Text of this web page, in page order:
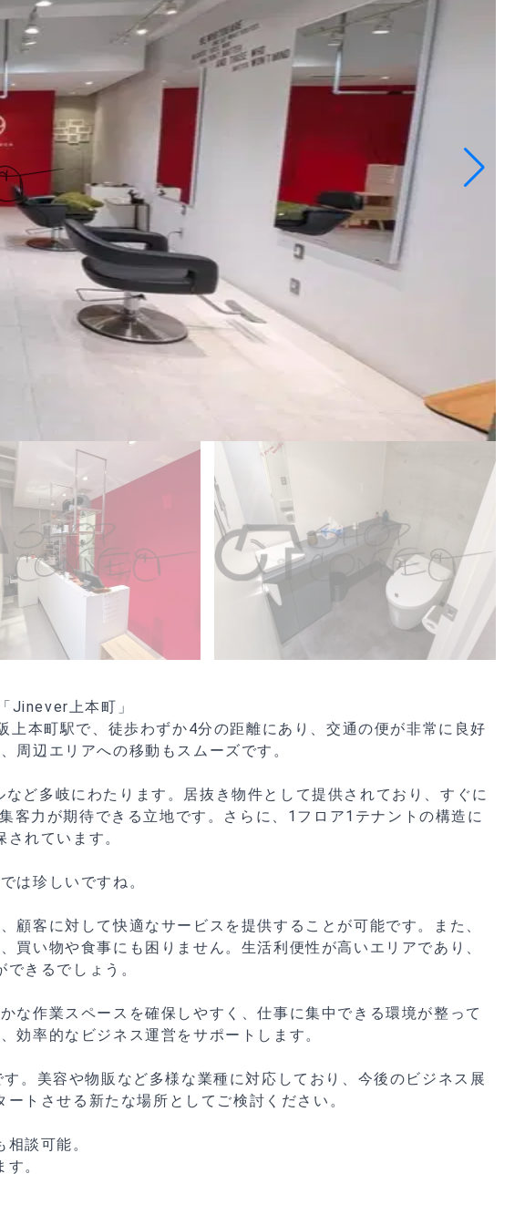
Jinever上本町」
本町駅で、徒歩わずか4分の距離にあり、交通の便が非常に良好
周辺エリアへの移動もスムーズです。
ど多岐にわたります。居抜き物件として提供されており、すぐに
客力が期待できる立地です。さらに、1フロア1テナントの構造に
れています。
は珍しいですね。
客に対して快適なサービスを提供することが可能です。また、
い物や食事にも困りません。生活利便性が高いエリアであり、
きるでしょう。
な作業スペースを確保しやすく、仕事に集中できる環境が整って
効率的なビジネス運営をサポートします。
。美容や物販など多様な業種に対応しており、今後のビジネス展
トさせる新たな場所としてご検討ください。
談可能。
。